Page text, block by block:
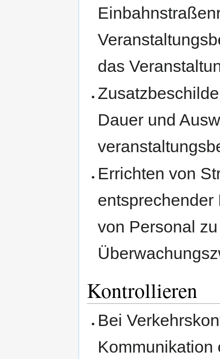
das
Dauer und
Errichten von
von Personal
Kontrollieren
Bei
Kommunikation